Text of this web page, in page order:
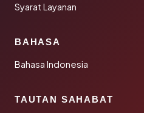
Syarat Layanan
BAHASA
Bahasa Indonesia
TAUTAN SAHABAT